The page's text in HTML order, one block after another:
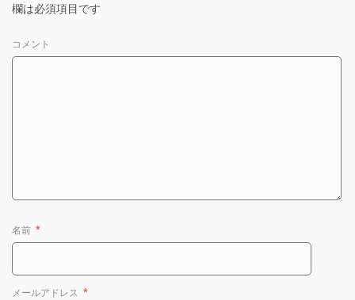
欄は必須項目です
コメント
名前 *
メールアドレス *